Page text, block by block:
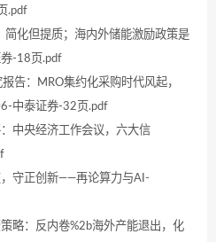
.pdf
简化但提质；海内外储能激励政策是
-18页.pdf
告：MRO集约化采购时代风起，
中泰证券-32页.pdf
中央经济工作会议，六大信
守正创新——再论算力与AI-
略：反内卷%2b海外产能退出，化